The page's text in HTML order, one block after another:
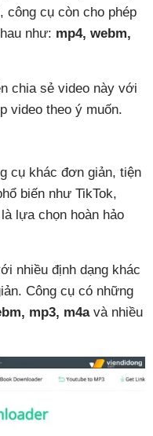
công cụ còn cho phép
như: mp4, webm,
chia sẻ video này với
video theo ý muốn.
cụ khác đơn giản, tiện
biến như TikTok,
là lựa chọn hoàn hảo
nhiều định dạng khác
Công cụ có những
mp3, m4avà nhiều